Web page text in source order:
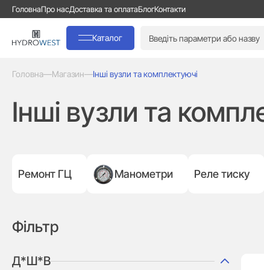
ГоловнаПро насДоставка та оплатаБлогКонтакти
Каталог
Головна—Магазин—Інші вузли та комплектуючі
Інші вузли та
Ремонт ГЦ Манометри Реле тиску
Фільтр
Д*Ш*В